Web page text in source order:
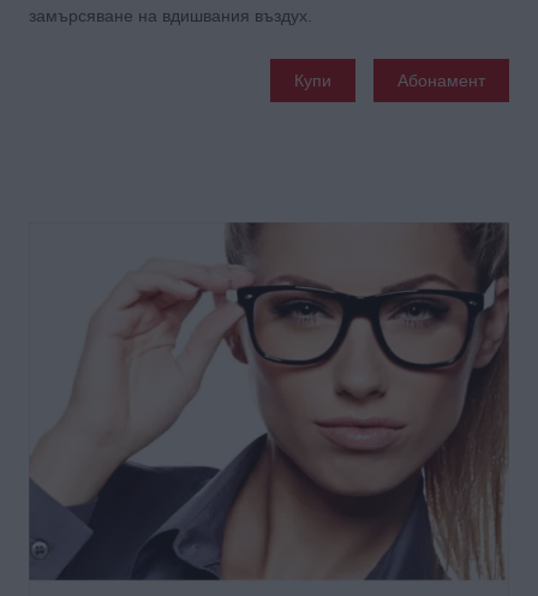
замърсяване на вдишвания въздух.
Купи Абонамент